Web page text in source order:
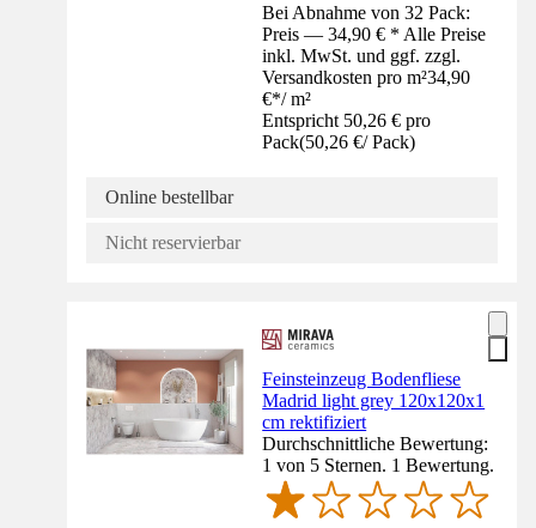
Bei Abnahme von 32 Pack:
Preis — 34,90 € * Alle Preise
inkl. MwSt. und ggf. zzgl.
Versandkosten pro m²34,90
€*/ m²
Entspricht 50,26 € pro
Pack(50,26 €/ Pack)
Online bestellbar
Nicht reservierbar
Feinsteinzeug Bodenfliese
Madrid light grey 120x120x1
cm rektifiziert
Durchschnittliche Bewertung:
1 von 5 Sternen. 1 Bewertung.